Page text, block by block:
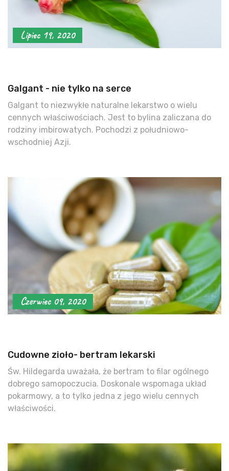
Lipiec 19, 2020
Galgant - nie tylko na serce
Galgant to niezwykłe naturalne lekarstwo o wielu
cennych właściwościach. Jest to bylina zaliczana do
rodziny imbirowatych. Pochodzi z południowo-
wschodniej Azji.
Czerwiec 09, 2020
Cudowne zioło- bertram lekarski
Św. Hildegarda uważała, że bertram to filar ogólnego
dobrego samopoczucia. Doskonale wspomaga układ
pokarmowy, a to tylko jedna z jego wielu cennych
właściwości.